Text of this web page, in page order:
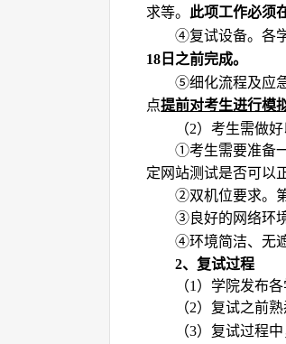
求等。 此项工作必须
④复试设备。各
18 日之前完成。
⑤细化流程及应
点提前对考生进行模
（2）考生需做好
①考生需要准备
定网站测试是否可以
②双机位要求。
③良好的网络环
④环境简洁、无
2、复试过程
（1 ）学院发布
（2）复试之前
（3）复试过程